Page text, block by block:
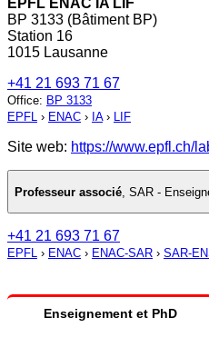
EPFL ENAC IA LIF
BP 3133 (Bâtiment BP)
Station 16
1015 Lausanne
+41 21 693 71 67
Office: BP 3133
EPFL › ENAC › IA› LIF
Site web: https://www.epfl.ch/
Professeur associé SAR -
+41 21 693 71 67
EPFL › ENAC › ENAC-SAR › SAR-
Enseignement et PhD